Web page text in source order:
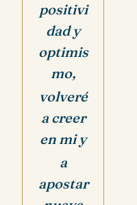
positivi
dad y
optimis
mo,
volveré
a creer
en mi y
a
apostar